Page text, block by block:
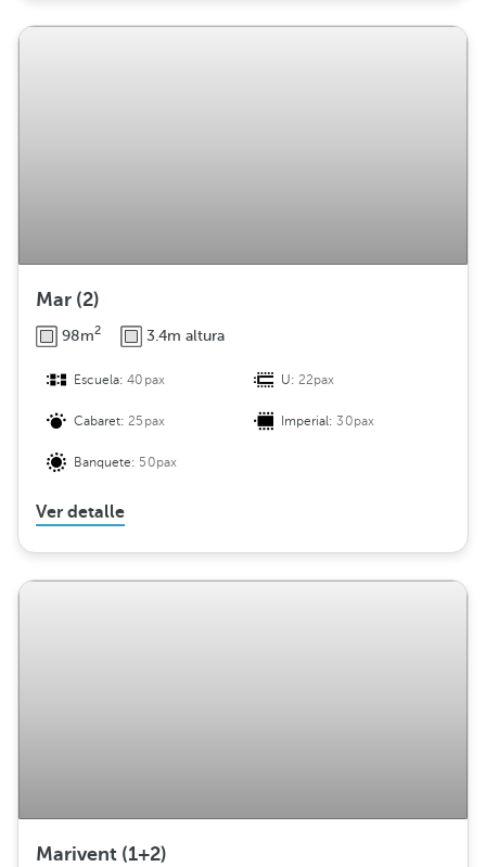
Mar (2)
98m2 3.4m altura
Escuela:40pax U:22pax
Cabaret:25pax Imperial:30pax
Banquete: 50pax
Ver detalle
Marivent (1+2)